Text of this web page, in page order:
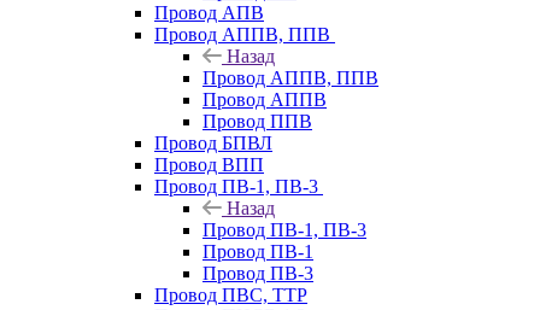
Провод АПВ
Провод АППВ, ППВ
Назад
Провод АППВ, ППВ
Провод АППВ
Провод ППВ
Провод БПВЛ
Провод ВПП
Провод ПВ-1, ПВ-3
Назад
Провод ПВ-1, ПВ-3
Провод ПВ-1
Провод ПВ-3
Провод ПВС, ТТР